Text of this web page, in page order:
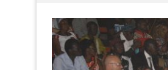
13:09
13:07